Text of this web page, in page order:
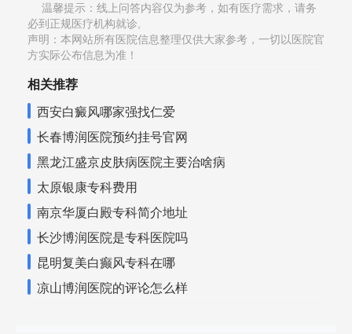
温馨提示：线上问答内容仅为参考，如有医疗需求，请务
必到正规医疗机构就诊,
声明：本网站所有医院信息整理仅供大家参考，一切以医院官
方实际公布信息为准！
相关推荐
西安白癜风哪家强找仁爱
长春博润医院预约挂号官网
黑龙江盛京皮肤病医院主要治啥病
太原银康专科费用
南京华厦白殿专科简介地址
长沙博润医院是专科医院吗
昆明复美白癫风专科在哪
凉山博润医院的评论怎么样